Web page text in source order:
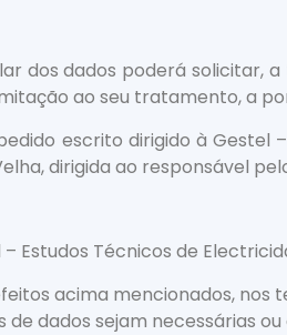
dos dados poderá solicitar,
ao seu tratamento, a
escrito dirigido à Gestel
dirigida ao responsável
Estudos Técnicos de
acima mencionados,
dados sejam necessárias ou